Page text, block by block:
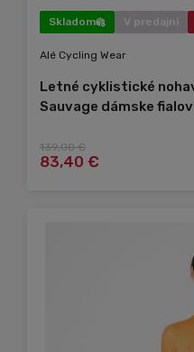
Skladom V predajni
Alé Cycling Wear
Letné cyklistické
Sauvage dámske
139,00 €
83,40 €